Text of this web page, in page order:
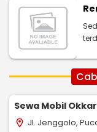
Sewa Mobil
location_on Jl. Jenggolo,